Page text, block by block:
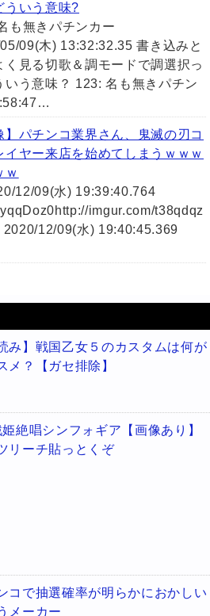
ういう意味?
も無きパチンカー
09(木) 13:32:32.35 書き込みと
く見る切歌＆調モードで調選択っ
いう意味？ 123: 名も無きパチン
】パチンコ業界さん、鬼滅の刃コ
イヤー来店を始めてしまうｗｗｗ
ｗ
12/09(水) 19:39:40.764
imgur.com/t38qdqz
2020/12/09(水) 19:40:45.369
み】戦国乙女５のカスタムは何が
メ？【ガセ排除】
絶唱シンフォギア【画像あり】
リーチ貼っとくぞ
コで抽選確率が明らかにおかしい
メーカー